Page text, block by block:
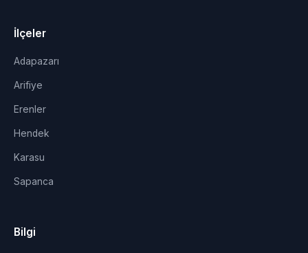
İlçeler
Adapazarı
Arifiye
Erenler
Hendek
Karasu
Sapanca
Bilgi